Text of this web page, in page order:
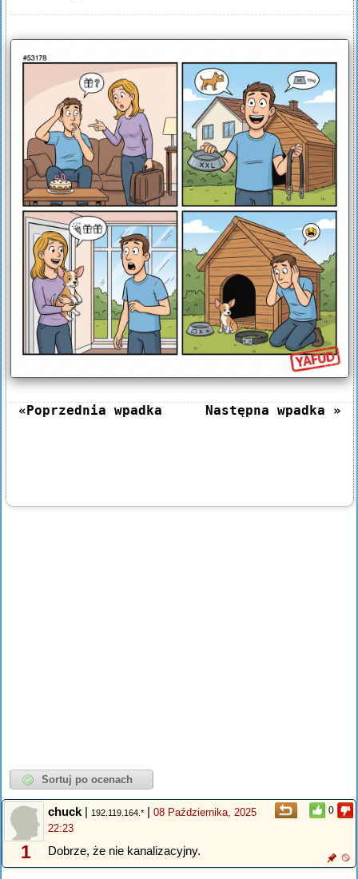
«Poprzednia wpadka Następna wpadka »
0
1
chuck | 192.119.164.* | 08 Października, 2025
22:23
Dobrze, że nie kanalizacyjny.